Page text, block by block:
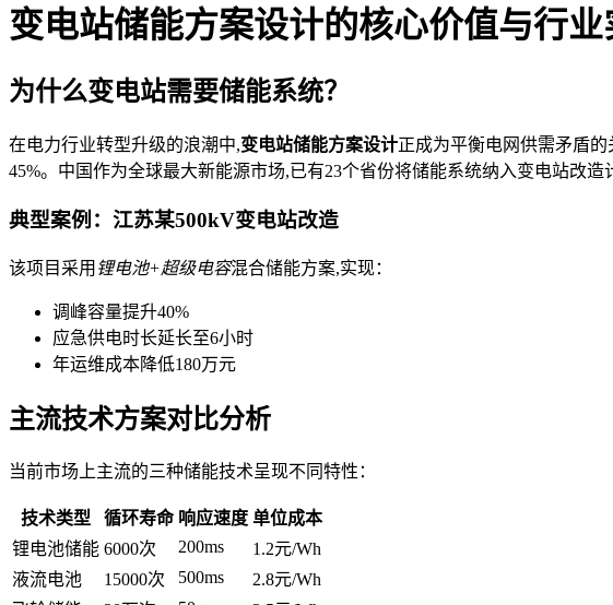
变电站储能方案设计的核心价值与行业
为什么变电站需要储能系统？
在电力行业转型升级的浪潮中,变电站储能方案设计正成为平衡电网供需矛盾
45%。中国作为全球最大新能源市场,已有23个省份将储能系统纳入变电站改造
典型案例：江苏某500kV变电站改造
该项目采用 锂电池+超级电容混合储能方案,实现：
调峰容量提升40%
应急供电时长延长至6小时
年运维成本降低180万元
主流技术方案对比分析
当前市场上主流的三种储能技术呈现不同特性：
技术类型 循环寿命 响应速度 单位成本
锂电池储能 6000次 200ms
1.2元/Wh
液流电池
15000次 500ms
2.8元/Wh